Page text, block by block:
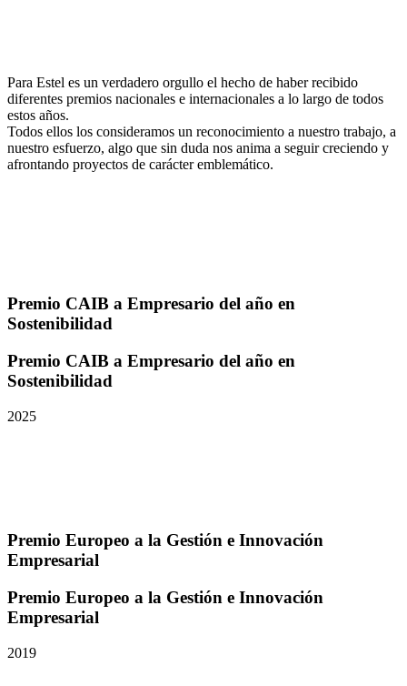
Para Estel es un verdadero orgullo el hecho de haber recibido
diferentes premios nacionales e internacionales a lo largo de todos
estos años.
Todos ellos los consideramos un reconocimiento a nuestro trabajo, a
nuestro esfuerzo, algo que sin duda nos anima a seguir creciendo y
afrontando proyectos de carácter emblemático.
Premio CAIB a Empresario del año en
Sostenibilidad
Premio CAIB a Empresario del año en
Sostenibilidad
2025
Premio Europeo a la Gestión e Innovación
Empresarial
Premio Europeo a la Gestión e Innovación
Empresarial
2019